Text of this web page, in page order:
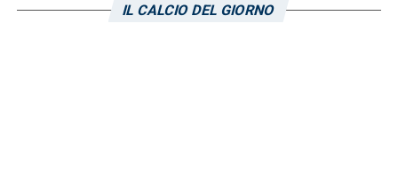
IL CALCIO DEL GIORNO